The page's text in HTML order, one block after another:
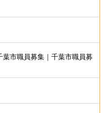
市職員募集｜千葉市職員募